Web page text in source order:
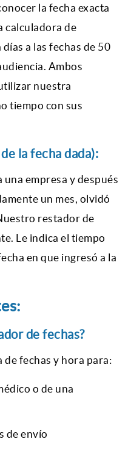
la fecha exacta
calculadora de
a las fechas de 50
Ambos
nuestra
tiempo con sus
la fecha dada):
empresa y después
un mes, olvidó
restador de
Le indica el tiempo
en que ingresó a la
de fechas?
de fechas y hora para:
o de una
de envío